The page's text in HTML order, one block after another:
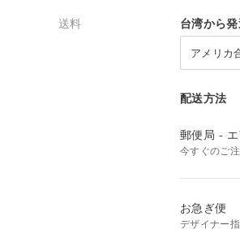
送料 台湾から
アメリカ
配送方法
郵便局 -
今すぐのご
お急ぎ便
デザイナー